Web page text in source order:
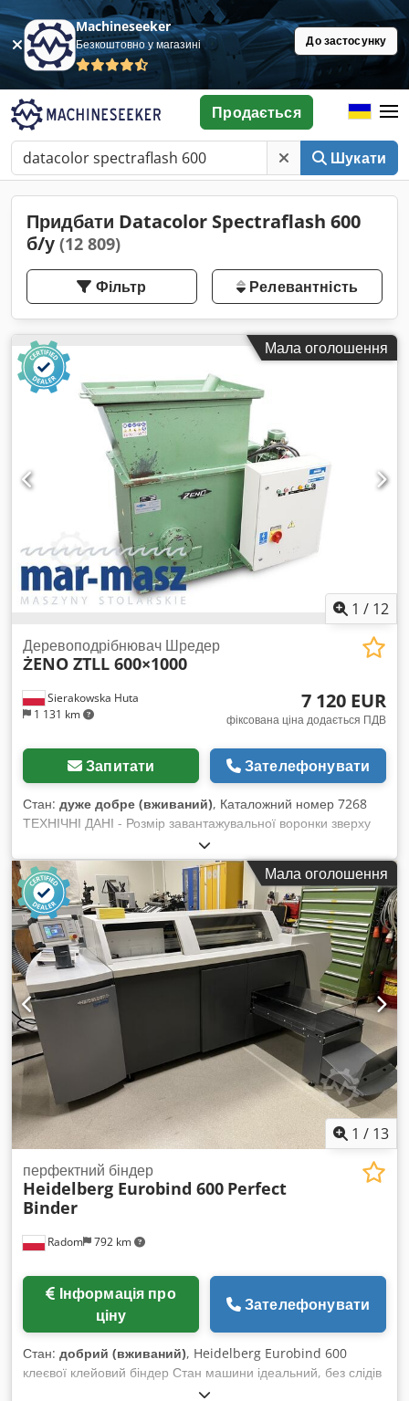
Machineseeker
Безкоштовно у магазині До застосунку
Шукати
Продається
Придбати Datacolor Spectraflash 600
б/у (12 809)
Фільтр Релевантність
Мала оголошення
1 / 12
Sierakowska Huta
1 131 km
Деревоподрібнювач Шредер
ŻENO ZTLL 600×1000
7 120 EUR
фіксована ціна додається ПДВ
Запитати Зателефонувати
Стан: дуже добре (вживаний), Каталожний номер 7268
ТЕХНІЧНІ ДАНІ - Розмір завантажувальної воронки зверху
(довж/шир): 1000x600 мм - Розмір завантажувальної
воронки знизу (довж/шир): 650x600 мм - Ширина ротора:
570 мм - Двигун: 15 кВт - Сито: 16x12 мм - Розмір ножа:
40x70 мм - Кількість ножів: 18 шт. - Автореверс
Dkjdpfezmgkgsx Aayer - Притискна шухляда - Двигун
насоса: 0,75 кВт - Габарити (довж/шир/вис):
1900x1450x1450 мм - Вага: 1040 кг ПЕРЕВАГИ –
Виробництво Німеччини – Не фарбований – Дуже гарний
стан – Б/у рубильна машина Оригінальні фото Відео
запуску машини: youtube.com/watch?v=fSKMkMPlp-8 Ціна
нетто: 29 900 PLN Ціна нетто: 7 120 EUR (за курсом 4,2 EUR)
(Ціни можуть змінюватися при значних коливаннях курсу)
Мала оголошення
1 / 13
Radom 792 km
перфектний біндер
Heidelberg Eurobind 600 Perfect
Binder
ціну
Зателефонувати
Стан: добрий (вживаний), Heidelberg Eurobind 600
клеєвої клейовий біндер Стан машини ідеальний, без слідів
використання. Готова до роботи. Дуже малий пробіг. Опис